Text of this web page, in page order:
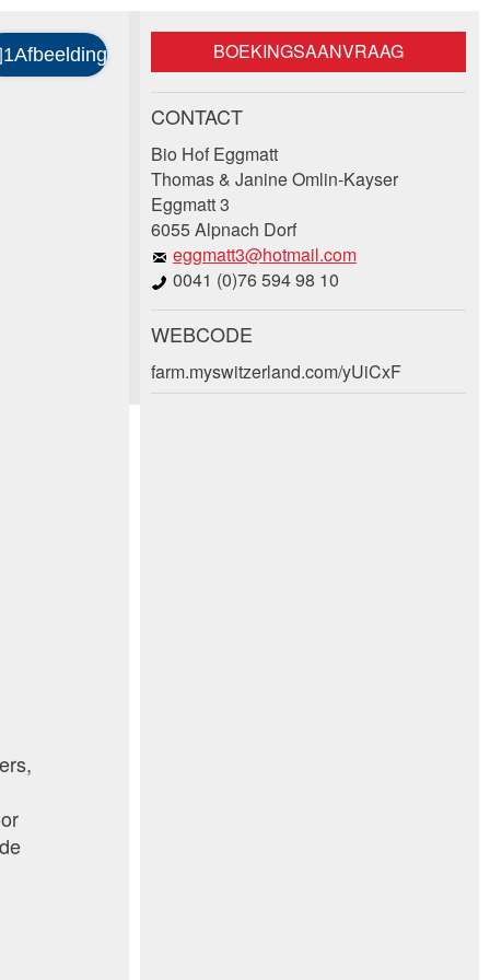
BOEKINGSAANVRAAG
CONTACT
Bio Hof Eggmatt
Thomas & Janine Omlin-Kayser
Eggmatt 3
6055 Alpnach Dorf
eggmatt3@hotmail.com
0041 (0)76 594 98 10
WEBCODE
farm.myswitzerland.com/yUiCxF